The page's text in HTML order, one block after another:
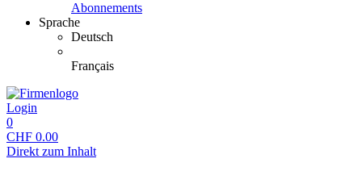
Abonnements
Sprache
Deutsch
Français
Login
0
CHF 0.00
Direkt zum Inhalt